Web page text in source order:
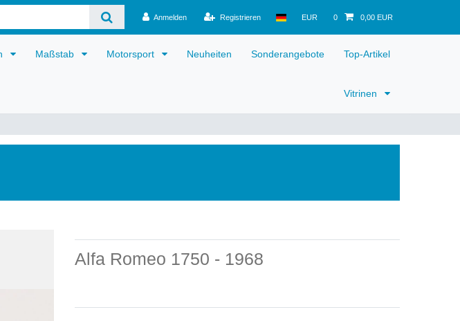
Anmelden Registrieren EUR 0 0,00 EUR
Maßstab Motorsport Neuheiten Sonderangebote Top-Artikel
Vitrinen
Alfa Romeo 1750 - 1968